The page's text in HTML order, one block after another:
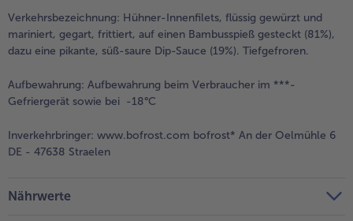
Verkehrsbezeichnung: Hühner-Innenfilets, flüssig gewürzt und
mariniert, gegart, frittiert, auf einen Bambusspieß gesteckt (81%),
dazu eine pikante, süß-saure Dip-Sauce (19%). Tiefgefroren.
Aufbewahrung: Aufbewahrung beim Verbraucher im ***-
Gefriergerät sowie bei -18°C
Inverkehrbringer: www.bofrost.com bofrost* An der Oelmühle 6
DE - 47638 Straelen
Nährwerte